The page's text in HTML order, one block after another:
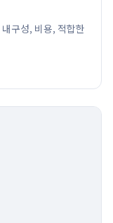
구성, 비용, 적합한